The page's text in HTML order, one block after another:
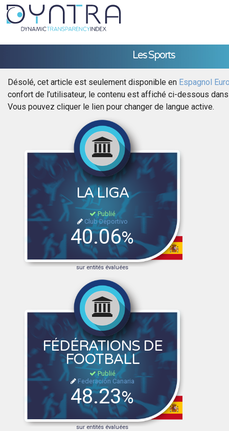
Les Sports
Désolé, cet article est seulement disponible en Espagnol
confort de l’utilisateur, le contenu est affiché ci-dessous dans
Vous pouvez cliquer le lien pour changer de langue active.
LA LIGA
Publié
Club Deportivo
40.06%
sur entités évaluées
FÉDÉRATIONS DE
FOOTBALL
Publié
Federación Canaria
48.23%
sur entités évaluées